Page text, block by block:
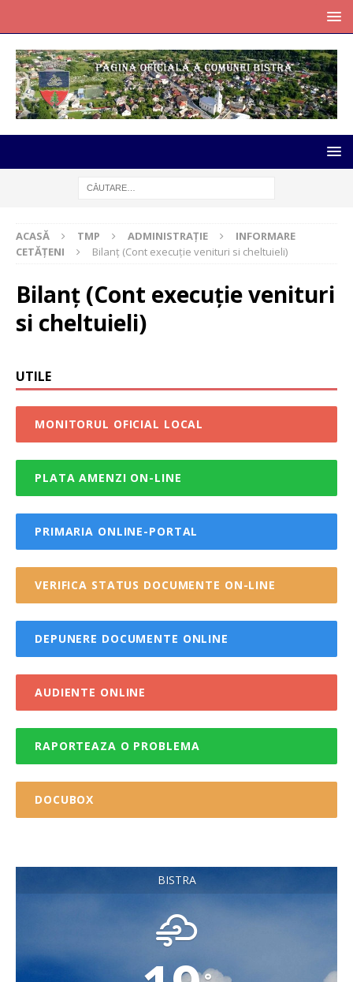
ACASĂ TMP ADMINISTRAȚIE
INFORMARE
CETĂȚENI
Bilanț (Cont execuție venituri si cheltuieli)
Bilanț (Cont execuție venituri
si cheltuieli)
UTILE
MONITORUL OFICIAL LOCAL
PLATA AMENZI ON-LINE
PRIMARIA ONLINE-PORTAL
VERIFICA STATUS DOCUMENTE ON-LINE
DEPUNERE DOCUMENTE ONLINE
AUDIENTE ONLINE
RAPORTEAZA O PROBLEMA
DOCUBOX
BISTRA